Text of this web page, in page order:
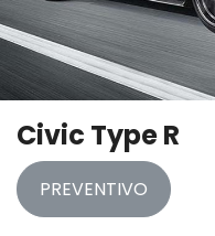
Civic Type R
PREVENTIVO